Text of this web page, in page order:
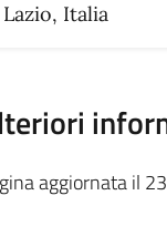
Lazio, Italia
aggiornata il